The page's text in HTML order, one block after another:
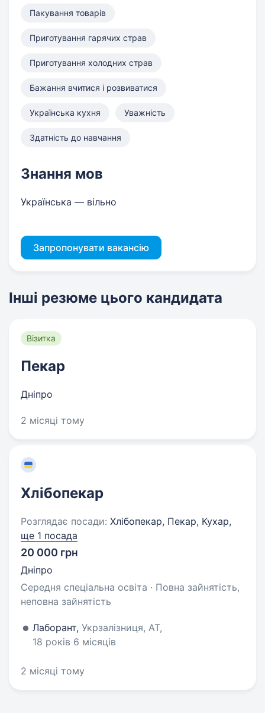
Пакування товарів
Приготування гарячих страв
Приготування холодних страв
Бажання вчитися і розвиватися
Українська кухня Уважність
Здатність до навчання
Знання мов
Українська — вільно
Запропонувати вакансію
Інші резюме цього кандидата
Візитка
Пекар
Дніпро
2 місяці тому
Хлібопекар
Розглядає посади: Хлібопекар, Пекар, Кухар,
ще 1 посада
20 000 грн
Дніпро
Середня спеціальна освіта · Повна зайнятість,
неповна зайнятість
Лаборант, Укрзалізниця, АТ,
18 років 6 місяців
2 місяці тому